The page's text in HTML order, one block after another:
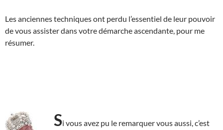
Les anciennes techniques ont perdu l’essentiel de leur pouvoir
de vous assister dans votre démarche ascendante, pour me
résumer.
Si vous avez pu le remarquer vous aussi, c’est